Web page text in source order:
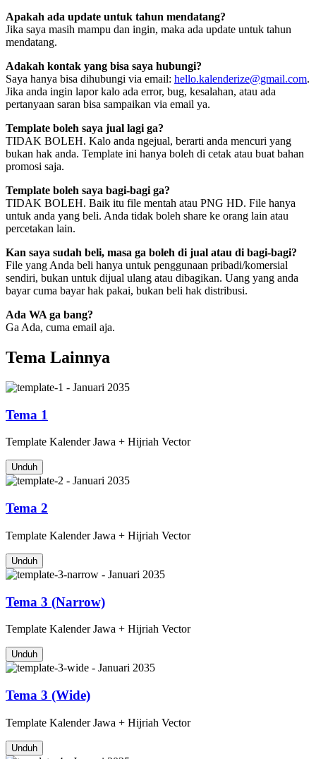
Apakah ada update untuk tahun mendatang?
Jika saya masih mampu dan ingin, maka ada update untuk tahun
mendatang.
Adakah kontak yang bisa saya hubungi?
Saya hanya bisa dihubungi via email: hello.kalenderize@gmail.com.
Jika anda ingin lapor kalo ada error, bug, kesalahan, atau ada
pertanyaan saran bisa sampaikan via email ya.
Template boleh saya jual lagi ga?
TIDAK BOLEH. Kalo anda ngejual, berarti anda mencuri yang
bukan hak anda. Template ini hanya boleh di cetak atau buat bahan
promosi saja.
Template boleh saya bagi-bagi ga?
TIDAK BOLEH. Baik itu file mentah atau PNG HD. File hanya
untuk anda yang beli. Anda tidak boleh share ke orang lain atau
percetakan lain.
Kan saya sudah beli, masa ga boleh di jual atau di bagi-bagi?
File yang Anda beli hanya untuk penggunaan pribadi/komersial
sendiri, bukan untuk dijual ulang atau dibagikan. Uang yang anda
bayar cuma bayar hak pakai, bukan beli hak distribusi.
Ada WA ga bang?
Ga Ada, cuma email aja.
Tema Lainnya
Tema 1
Template Kalender Jawa + Hijriah Vector
Unduh
Tema 2
Template Kalender Jawa + Hijriah Vector
Unduh
Tema 3 (Narrow)
Template Kalender Jawa + Hijriah Vector
Unduh
Tema 3 (Wide)
Template Kalender Jawa + Hijriah Vector
Unduh